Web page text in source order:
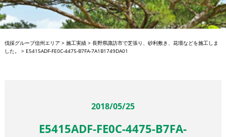
伐採グループ信州エリア > 施工実績> 長野県諏訪市で芝張り、砂利敷き、花壇などを施工しま
した。
> E5415ADF-FE0C-4475-B7FA-7A1B1749DA01
2018/05/25
E5415ADF-FE0C-4475-B7FA-